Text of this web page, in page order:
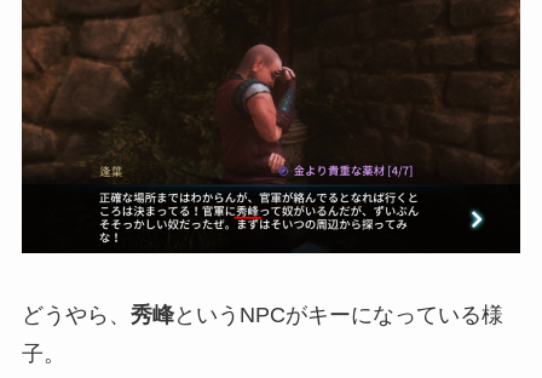
どうやら、 秀峰というNPCがキーになっている様
子。